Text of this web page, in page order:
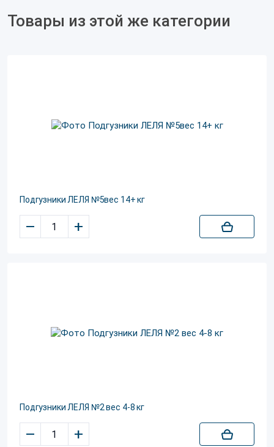
Товары из этой же категории
Подгузники ЛЕЛЯ №5вес 14+ кг
– +
Подгузники ЛЕЛЯ №2 вес 4-8 кг
– +